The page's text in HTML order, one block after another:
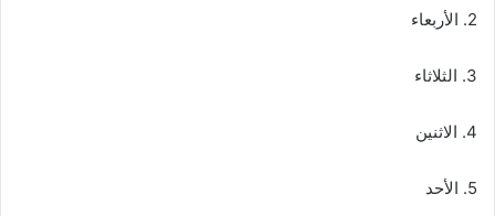
2. الأربعاء
3. الثلاثاء
4. الاثنين
5. الأحد